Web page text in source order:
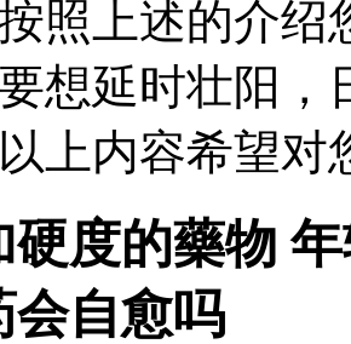
照上述的介
想延时壮阳，
上内容希望对
硬度的藥物
会自愈吗